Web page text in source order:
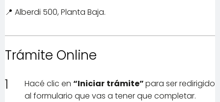
📍 Alberdi 500, Planta Baja.
Trámite Online
1
Hacé clic en“Iniciar trámite”para ser redirigido
al formulario que vas a tener que completar.